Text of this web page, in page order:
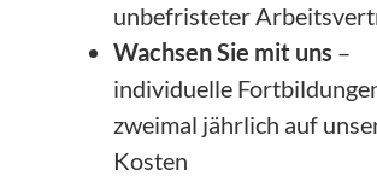
unbefristeter
Wachsen Sie mit uns –
individuelle
zweimal jährlich auf
Kosten